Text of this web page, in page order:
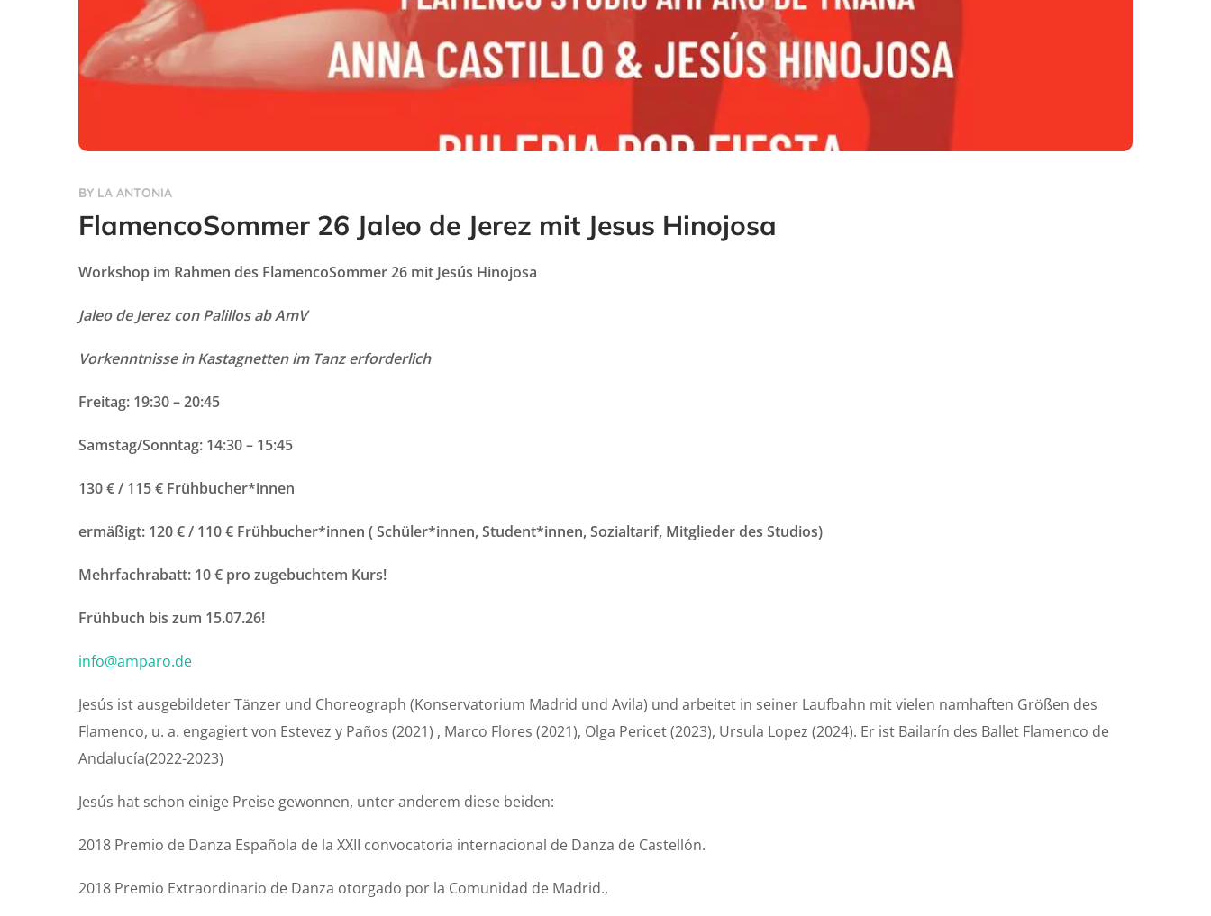
BY LA ANTONIA
FlamencoSommer 26 Jaleo de Jerez mit Jesus Hinojosa
Workshop im Rahmen des FlamencoSommer 26 mit Jesús Hinojosa
Jaleo de Jerez con Palillos ab AmV
Vorkenntnisse in Kastagnetten im Tanz erforderlich
Freitag: 19:30 – 20:45
Samstag/Sonntag: 14:30 – 15:45
130 € / 115 € Frühbucher*innen
ermäßigt: 120 € / 110 € Frühbucher*innen ( Schüler*innen, Student*innen, Sozialtarif, Mitglieder des Studios)
Mehrfachrabatt: 10 € pro zugebuchtem Kurs!
Frühbuch bis zum 15.07.26!
info@amparo.de
Jesús ist ausgebildeter Tänzer und Choreograph (Konservatorium Madrid und Avila) und arbeitet in seiner Laufbahn mit vielen namhaften Größen des
Flamenco, u. a. engagiert von Estevez y Paños (2021) , Marco Flores (2021), Olga Pericet (2023), Ursula Lopez (2024). Er ist Bailarín des Ballet Flamenco de
Andalucía(2022-2023)
Jesús hat schon einige Preise gewonnen, unter anderem diese beiden:
2018 Premio de Danza Española de la XXII convocatoria internacional de Danza de Castellón.
2018 Premio Extraordinario de Danza otorgado por la Comunidad de Madrid.,